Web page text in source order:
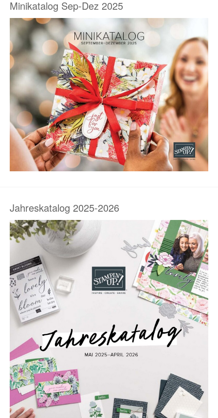
Minikatalog Sep-Dez 2025
Jahreskatalog 2025-2026